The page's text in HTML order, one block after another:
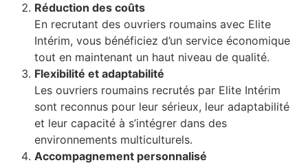
Réduction des coûts
En recrutant des ouvriers roumains avec Elite
Intérim, vous bénéficiez d’un service économique
tout en maintenant un haut niveau de qualité.
Flexibilité et adaptabilité
Les ouvriers roumains recrutés par Elite Intérim
sont reconnus pour leur sérieux, leur adaptabilité
et leur capacité à s’intégrer dans des
environnements multiculturels.
Accompagnement personnalisé